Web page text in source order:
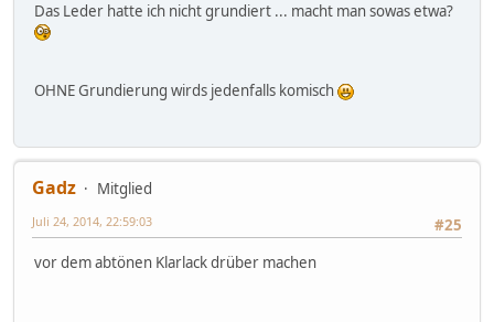
Das Leder hatte ich nicht grundiert ... macht man sowas etwa?
OHNE Grundierung wirds jedenfalls komisch
Gadz
Mitglied
#25
Juli 24, 2014, 22:59:03
vor dem abtönen Klarlack drüber machen